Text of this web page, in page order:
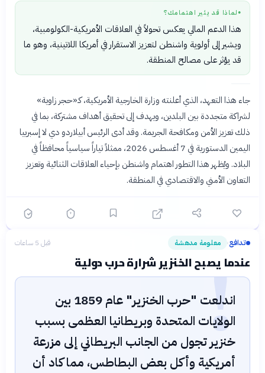
● لماذا قد يثير اهتمامك؟
هذا الدعم المالي يعكس تحولاً في العلاقات الأمريكية-الكولومبية،
ويشير إلى أولوية واشنطن لتعزيز الاستقرار في أمريكا اللاتينية، وهو ما
قد يؤثر على مصالح المنطقة.
جاء هذا التعهد، الذي أعلنته وزارة الخارجية الأمريكية، كـ«حجر زاوية»
لشراكة متجددة بين البلدين، ويهدف إلى تحقيق أهداف مشتركة، بما في
ذلك تعزيز الأمن ومكافحة الجريمة. وقد أدى الرئيس أبيلاردو دي لا إسبرييا
اليمين الدستورية في 7 أغسطس 2026، ممثلاً تياراً سياسياً محافظاً في
البلاد. ويُظهر هذا التطور اهتمام واشنطن بإحياء العلاقات الثنائية وتعزيز
التعاون الأمني والاقتصادي في المنطقة.
تدافع› معلومة مدهشة قبل 5 ساعات
عندما يصبح الخنزير شرارة حرب دولية
!
اندلعت "حرب الخنزير" عام 1859 بين
الولايات المتحدة وبريطانيا العظمى بسبب
خنزير تجول من الجانب البريطاني إلى مزرعة
أمريكية وأكل بعض البطاطس، مما كاد أن